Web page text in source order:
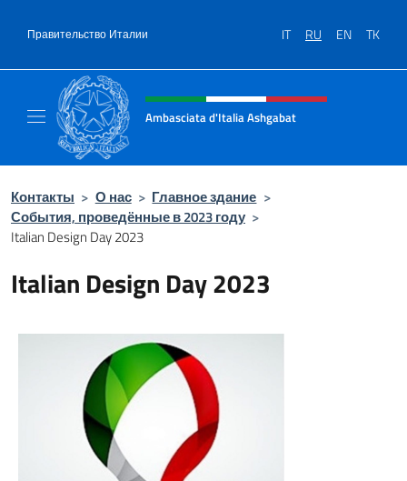
Правительство Италии IT RU EN TK
Шапка сайта, соцсети и
Ambasciata d'Italia Ashgabat
Контакты > О нас > Главное здание >
События, проведённые в 2023 году >
Italian Design Day 2023
Italian Design Day 2023